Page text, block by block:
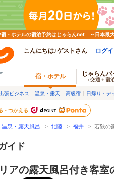
・ホテルの宿泊予約はじゃらんnet ～日本最
こんにちは♪ゲストさん ログ
宿・ホテル じゃらんパ
（交通＋宿
張ビジネス 温泉・露天 高級宿 日帰り・デ
・つかえる
温泉・露天風呂 > 北陸 > 福井 > 若狭の
イド
アの露天風呂付き客室